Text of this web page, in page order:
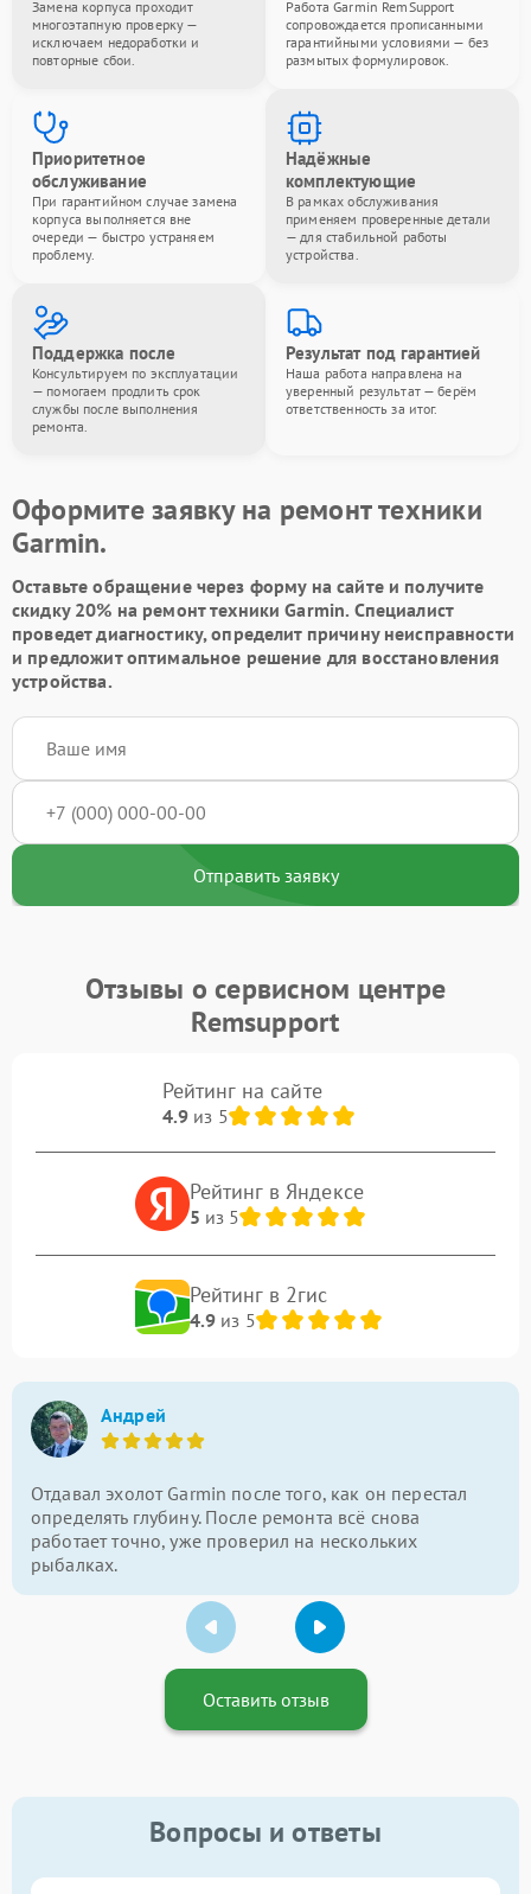
Замена корпуса проходит
многоэтапную проверку —
исключаем недоработки и
повторные сбои.
Работа Garmin RemSupport
сопровождается прописанными
гарантийными условиями — без
размытых формулировок.
Приоритетное
обслуживание
При гарантийном случае замена
корпуса выполняется вне
очереди — быстро устраняем
проблему.
Надёжные
комплектующие
В рамках обслуживания
применяем проверенные детали
— для стабильной работы
устройства.
Поддержка после
Консультируем по эксплуатации
— помогаем продлить срок
службы после выполнения
ремонта.
Результат под гарантией
Наша работа направлена на
уверенный результат — берём
ответственность за итог.
Оформите заявку на ремонт техники
Garmin.
Оставьте обращение через форму на сайте и получите
скидку 20% на ремонт техники Garmin. Специалист
проведет диагностику, определит причину неисправности
и предложит оптимальное решение для восстановления
устройства.
Отправить заявку
Отзывы о сервисном центре
Remsupport
Рейтинг на сайте
4.9из 5
Рейтинг в Яндексе
5 из 5
Рейтинг в 2гис
4.9из 5
Андрей
Отдавал эхолот Garmin после того, как он перестал
определять глубину. После ремонта всё снова
работает точно, уже проверил на нескольких
рыбалках.
Оставить отзыв
Вопросы и ответы